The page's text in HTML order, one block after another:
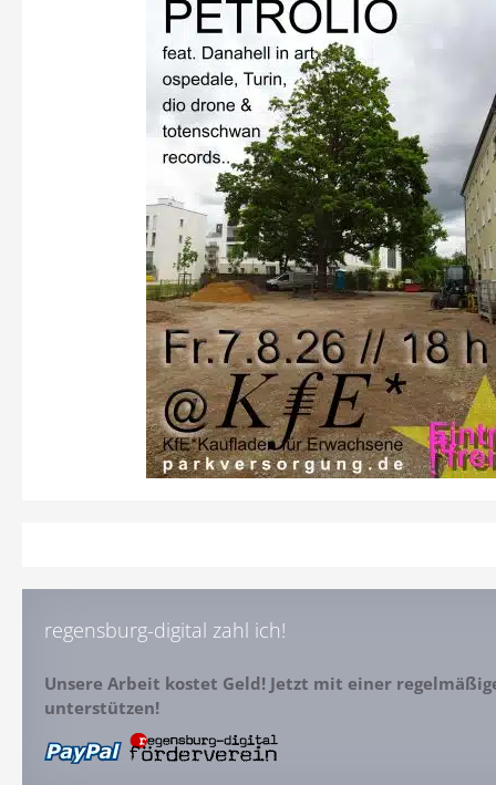
regensburg-digital zahl ich!
Unsere Arbeit kostet Geld! Jetzt mit einer
unterstützen!